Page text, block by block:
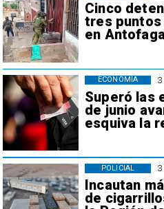
Cinco
tres puntos
en
3
Superó las
de junio
esquiva la
ECONOMÍA
3
Incautan
de
POLICIAL